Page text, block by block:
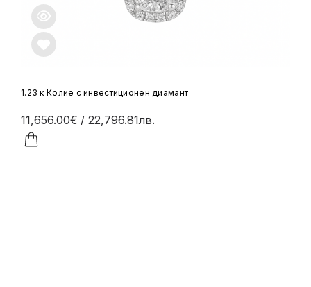
1.23 к Колие с инвестиционен диамант
11,656.00€ / 22,796.81лв.